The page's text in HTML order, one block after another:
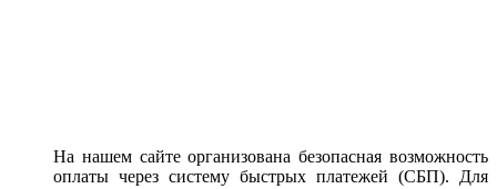
На нашем сайте организована безопасная возможность
оплаты через систему быстрых платежей (СБП). Для